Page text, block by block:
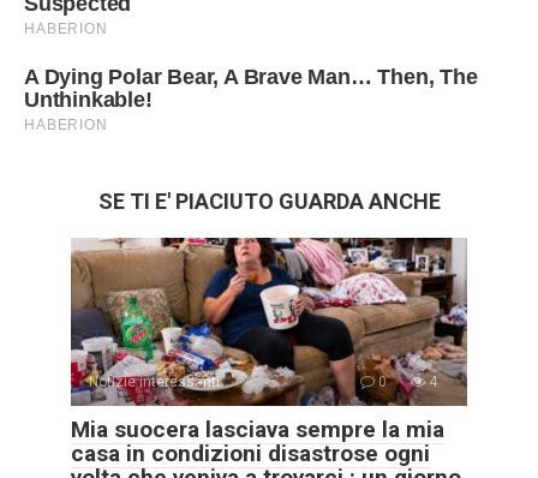
SE TI E' PIACIUTO GUARDA ANCHE
Notizie interessanti 0 4
Mia suocera lasciava sempre la mia
casa in condizioni disastrose ogni